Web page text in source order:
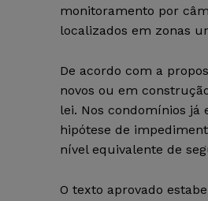
monitoramento por
localizados em zonas
De acordo com a
novos ou em
lei. Nos condomínios já
hipótese de
nível equivalente de
O texto aprovado